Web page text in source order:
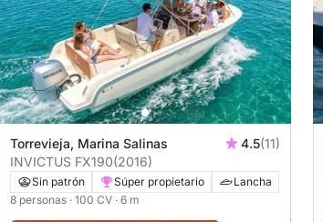
Torrevieja, Marina Salinas 4.5(11)
INVICTUS FX190(2016)
Sin patrón Súper propietario
Lancha
8 personas · 100 CV · 6 m